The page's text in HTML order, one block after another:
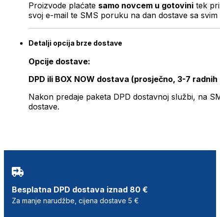
Proizvode plaćate samo novcem u gotovini tek
svoj e-mail te SMS poruku na dan dostave sa svim
Detalji opcija brze dostave
Opcije dostave:
DPD ili BOX NOW dostava (prosječno, 3-7 radnih
Nakon predaje paketa DPD dostavnoj službi, na
dostave.
Besplatna DPD dostava iznad 80 €
Za manje narudžbe, cijena dostave 5 €